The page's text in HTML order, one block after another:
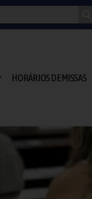
HORÁRIOS DE MISSAS